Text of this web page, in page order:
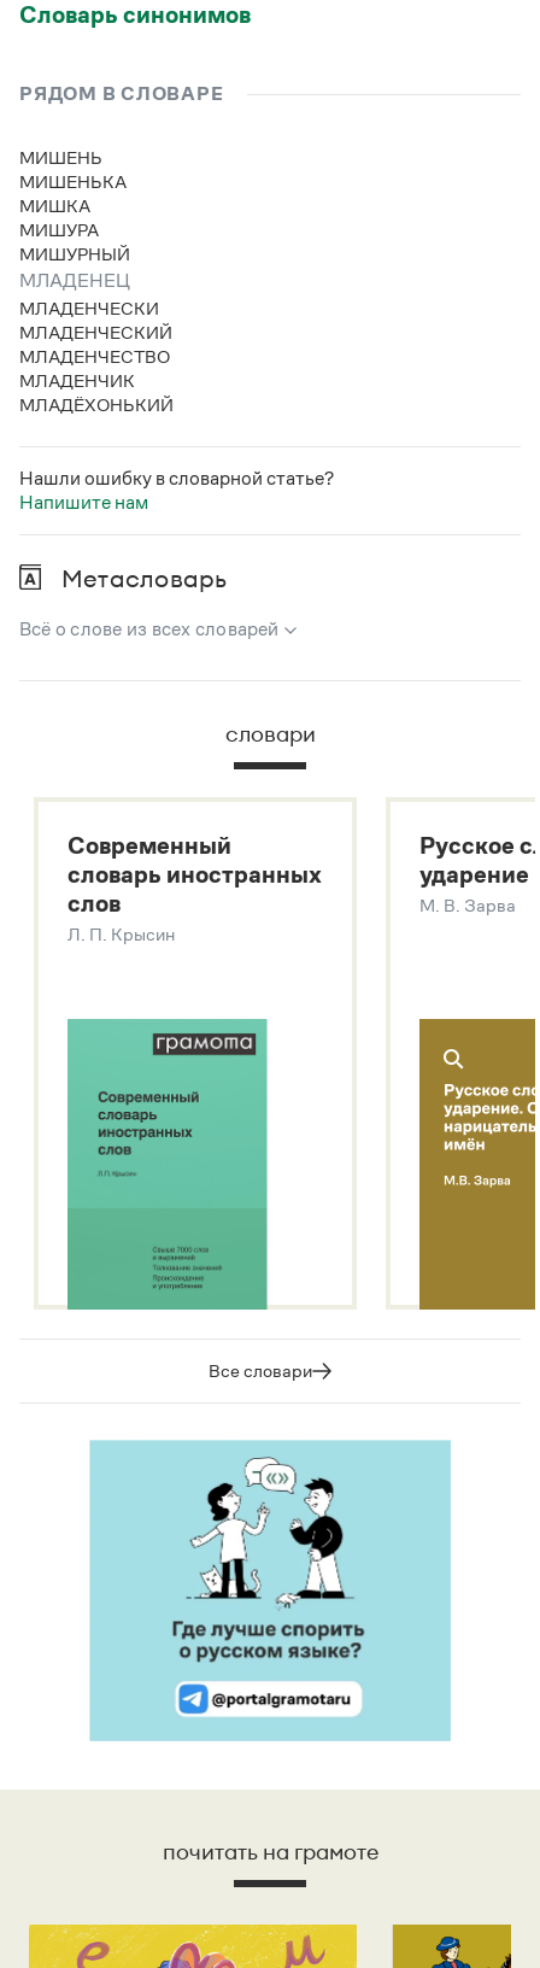
Словарь синонимов
РЯДОМ В СЛОВАРЕ
МИШЕНЬ
МИШЕНЬКА
МИШКА
МИШУРА
МИШУРНЫЙ
МЛАДЕНЕЦ
МЛАДЕНЧЕСКИ
МЛАДЕНЧЕСКИЙ
МЛАДЕНЧЕСТВО
МЛАДЕНЧИК
МЛАДЁХОНЬКИЙ
Нашли ошибку в словарной статье?
Напишите нам
Метасловарь
Всё о слове из всех словарей
В метасловаре Грамоты в удобном виде собрана вся
Русский орфографический словарь
Большой толковый словарь русских глаголов
Современный словарь иностранных слов
Звук – технология синтеза платформы
SaluteSpeech
словари
Современный
словарь иностранных
слов
Л. П. Крысин
Русское
ударение
М. В. Зарва
Все словари
почитать на грамоте